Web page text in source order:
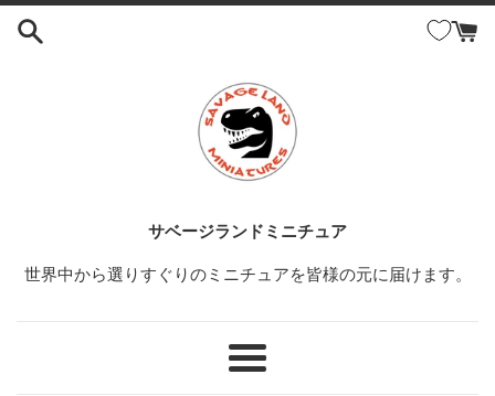
コ
サベージランドミニチュア
世界中から選りすぐりのミニチュアを皆様の元に届けます。
メ